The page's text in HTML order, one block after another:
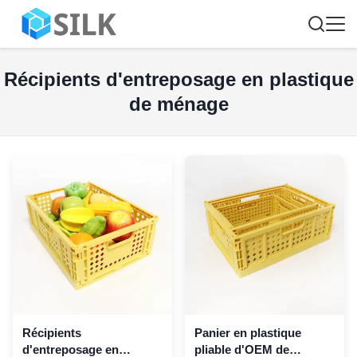
Récipients d'entreposage en plastique
de ménage
Récipients
d'entreposage en
Panier en plastique
pliable d'OEM de